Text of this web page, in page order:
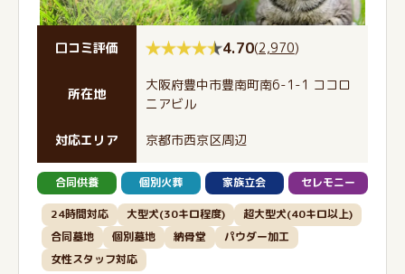
口コミ評価 4.70(2,970)
所在地
大阪府豊中市豊南町南6-1-1 ココロ
ニアビル
対応エリア 京都市西京区周辺
合同供養 個別火葬 家族立会 セレモニー
24時間対応 大型犬(30キロ程度)
超大型犬(40キロ以上)
合同墓地
個別墓地 納骨堂
パウダー加工
女性スタッフ対応